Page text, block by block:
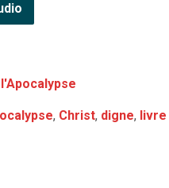
, Christ, digne, livre